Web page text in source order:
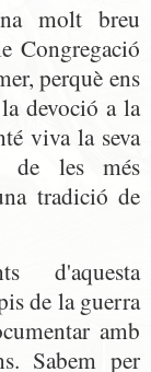
molt breu
Congregació
perquè ens
la devoció a la
viva la seva
de les més
tradició de
d'aquesta
de la guerra
amb
Sabem per